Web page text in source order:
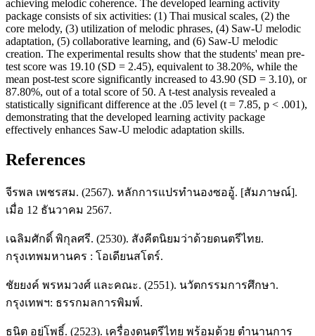
achieving melodic coherence. The developed learning activity
package consists of six activities: (1) Thai musical scales, (2) the
core melody, (3) utilization of melodic phrases, (4) Saw-U melodic
adaptation, (5) collaborative learning, and (6) Saw-U melodic
creation. The experimental results show that the students' mean pre-
test score was 19.10 (SD = 2.45), equivalent to 38.20%, while the
mean post-test score significantly increased to 43.90 (SD = 3.10), or
87.80%, out of a total score of 50. A t-test analysis revealed a
statistically significant difference at the .05 level (t = 7.85, p < .001),
demonstrating that the developed learning activity package
effectively enhances Saw-U melodic adaptation skills.
References
จีรพล เพชรสม. (2567). หลักการแปรทำนองซออู้. [สัมภาษณ์].
เมื่อ 12 ธันวาคม 2567.
เฉลิมศักดิ์ พิกุลศรี. (2530). สังคีตนิยมว่าด้วยดนตรีไทย.
กรุงเทพมหานคร : โอเดียนสโตร์.
ชัยยงค์ พรหมวงศ์ และคณะ. (2551). นวัตกรรมการศึกษา.
กรุงเทพฯ: ธรรกมลการพิมพ์.
ธนิต อยู่โพธิ์. (2523). เครื่องดนตรีไทย พร้อมด้วย ตำนานการ